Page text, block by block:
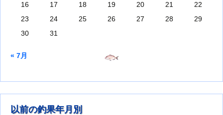
16
17 18 19 20 21
22
23
24 25 26 27 28
29
30
31
« 7月
以前の釣果年月別